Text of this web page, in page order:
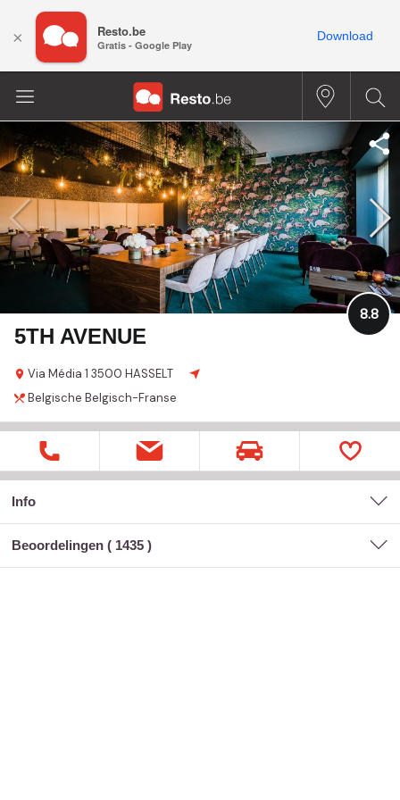
5TH AVENUE
Via Média 1 3500 HASSELT
8.8
Belgische Belgisch-Franse
Info
Beoordelingen ( 1435 )
× Resto.be
Gratis - Google Play
Download